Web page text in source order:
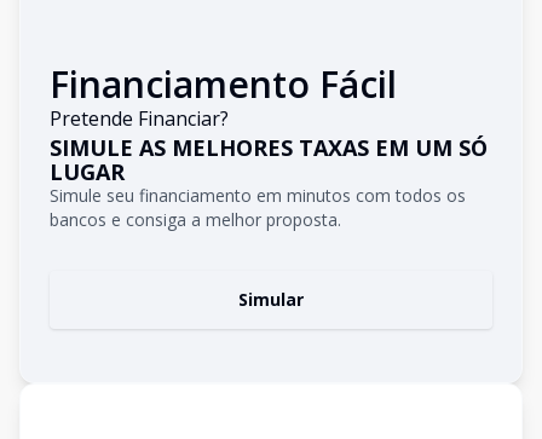
Financiamento Fácil
Pretende Financiar?
SIMULE AS MELHORES TAXAS EM UM SÓ
LUGAR
Simule seu financiamento em minutos com todos os
bancos e consiga a melhor proposta.
Simular